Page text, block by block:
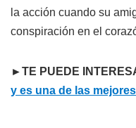
la acción cuando su
conspiración en el
►TE PUEDE
y es una de las